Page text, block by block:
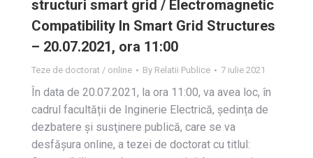
structuri smart grid / Electromagnetic
Compatibility In Smart Grid Structures
– 20.07.2021, ora 11:00
Teze de doctorat / online By Relatii Publice 7 iulie 2021
În data de 20.07.2021, la ora 11:00, va avea loc, în
cadrul facultății de Inginerie Electrică, ședința de
dezbatere și susţinere publică, care se va
desfășura online, a tezei de doctorat cu titlul: